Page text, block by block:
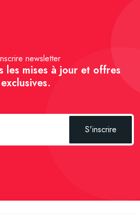
newsletter
les mises à jour et offres
exclusives.
S'inscrire